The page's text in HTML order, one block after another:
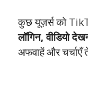
कुछ यूज़र्स को
लॉगिन, वीडियो
अफवाहें और चर्चाएँ